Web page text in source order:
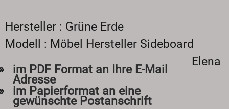
Hersteller : Grüne Erde
Modell : Möbel Hersteller Sideboard
Elena
im PDF Format an Ihre E-Mail
Adresse
im Papierformat an eine
gewünschte Postanschrift